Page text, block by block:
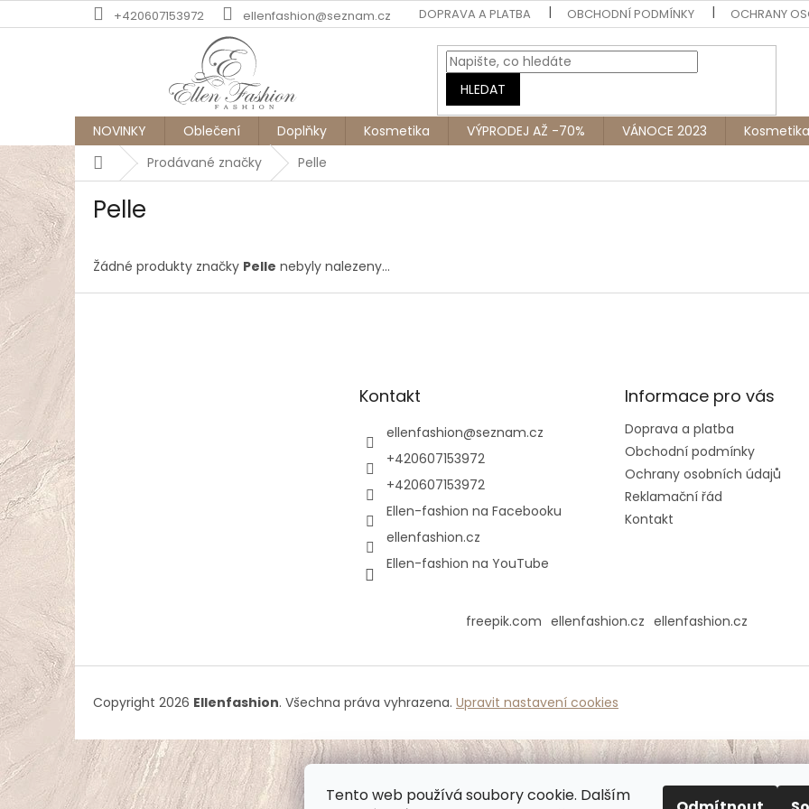
Tento web používá soubory cookie. Dalším
na
+420607153972 ellenfashion@seznam.cz DOPRAVA A PLATBA OBCHODNÍ PODMÍNKY OCHRANY
HLEDAT
NOVINKY Oblečení Doplňky Kosmetika VÝPRODEJ AŽ -70% VÁNOCE 2023 Kosmetika
DomůProdávané značky Pelle
Pelle
Žádné produkty značky Pelle nebyly nalezeny...
Z
á
p
a
t
Kontakt
ellenfashion@seznam.cz
+420607153972
+420607153972
Ellen-fashion na Facebooku
ellenfashion.cz
Ellen-fashion na YouTube
Informace pro vás
Doprava a platba
Obchodní podmínky
Ochrany osobních údajů
Reklamační řád
Kontakt
freepik.com ellenfashion.cz ellenfashion.cz
Copyright 2026 Ellenfashion. Všechna práva vyhrazena. Upravit nastavení cookies